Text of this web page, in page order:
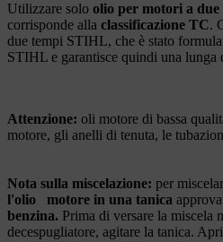
Utilizzare solo olio per motori a due
corrisponde alla classificazione TC.
due tempi STIHL, che è stato
STIHL e garantisce quindi una lunga
Attenzione: oli motore di bassa
motore, gli anelli di tenuta, le
Nota sulla miscelazione: per
l'olio
motore in una tanica
benzina. Prima di versare la miscela
decespugliatore, agitare la tanica.